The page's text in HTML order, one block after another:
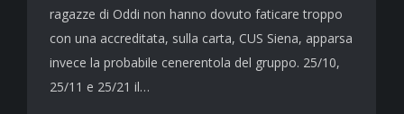
ragazze di Oddi non hanno dovuto faticare troppo
con una accreditata, sulla carta, CUS Siena, apparsa
invece la probabile cenerentola del gruppo. 25/10,
25/11 e 25/21 il…